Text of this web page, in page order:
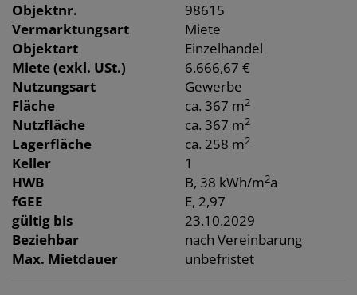
Objektnr.
98615
Vermarktungsart
Miete
Objektart
Einzelhandel
Miete (exkl. USt.)
6.666,67 €
Nutzungsart
Gewerbe
Fläche
ca. 367 m2
Nutzfläche ca. 367 m2
Lagerfläche ca. 258 m2
Keller
1
HWB
B, 38 kWh/m2a
fGEE
E, 2,97
gültig bis
23.10.2029
Beziehbar
nach Vereinbarung
Max. Mietdauer
unbefristet